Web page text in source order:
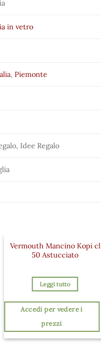
in vetro
,Piemonte
Idee Regalo
Vermouth Mancino Kopi cl
50 Astucciato
Leggi tutto
Accedi per vedere i
prezzi